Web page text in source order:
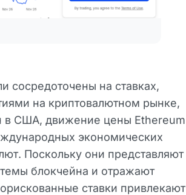
сосредоточены на ставках,
на криптовалютном рынке,
в США, движение цены Ethereum
экономических
Поскольку они представляют
блокчейна и отражают
ставки привлекают